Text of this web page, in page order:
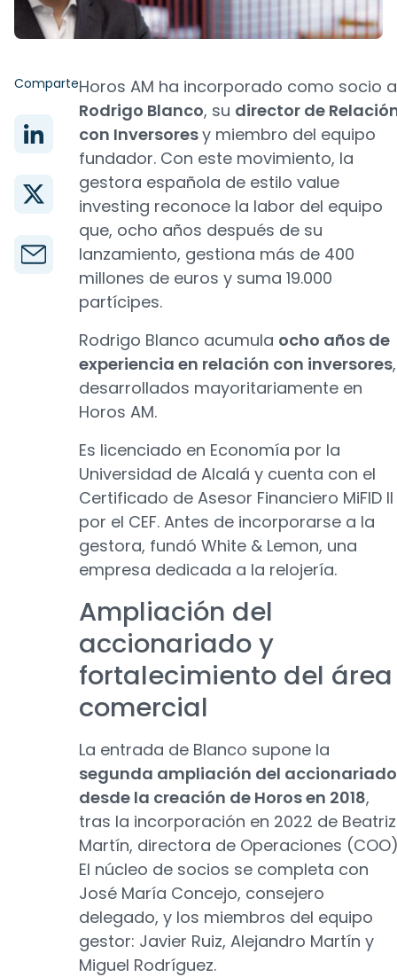
ComparteHoros AM ha incorporado como socio a
Rodrigo Blanco, su director de
con Inversoresy miembro del equipo
fundador. Con este movimiento, la
gestora española de estilo value
investing reconoce la labor del equipo
que, ocho años después de su
lanzamiento, gestiona más de 400
millones de euros y suma 19.000
partícipes.
Rodrigo Blanco acumula ocho años de
experiencia en relación con inversores,
desarrollados mayoritariamente en
Horos AM.
Es licenciado en Economía por la
Universidad de Alcalá y cuenta con el
Certificado de Asesor Financiero MiFID II
por el CEF. Antes de incorporarse a la
gestora, fundó White & Lemon, una
empresa dedicada a la relojería.
Ampliación del
accionariado y
fortalecimiento del área
comercial
La entrada de Blanco supone la
segunda ampliación del accionariado
desde la creación de Horos en 2018,
tras la incorporación en 2022 de Beatriz
Martín, directora de Operaciones
El núcleo de socios se completa con
José María Concejo, consejero
delegado, y los miembros del equipo
gestor: Javier Ruiz, Alejandro Martín y
Miguel Rodríguez.